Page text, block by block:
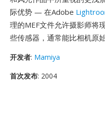
际优势 — 在Adobe
理的MEF文件允许摄影师将
些传感器，通常能比相机原
开发者: Mamiya
首次发布: 2004